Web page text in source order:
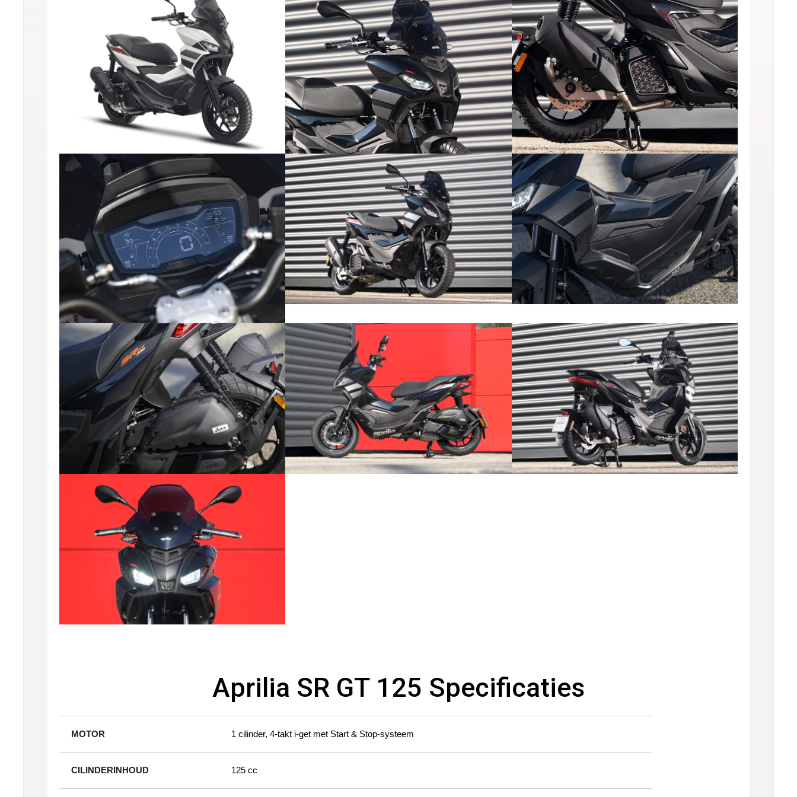
Aprilia SR GT 125 Specificaties
MOTOR 1 cilinder, 4-takt i-get met Start & Stop-systeem
CILINDERINHOUD 125 cc